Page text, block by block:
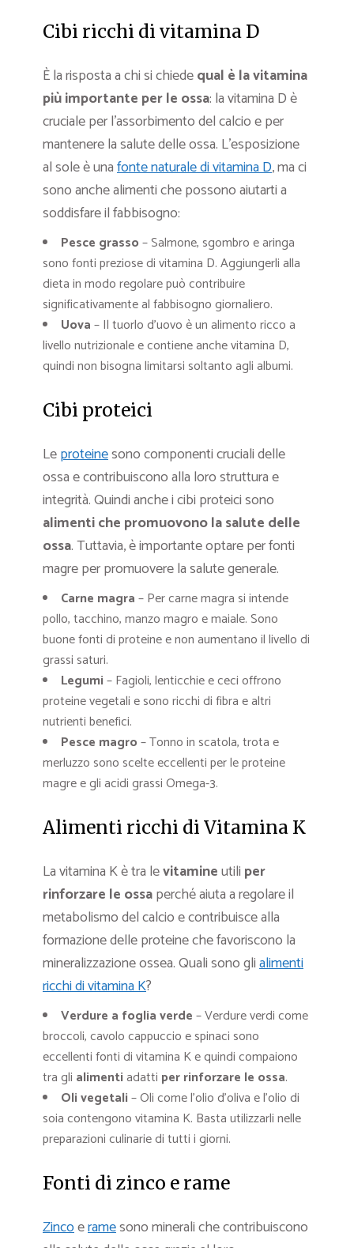
Cibi ricchi di vitamina D
È la risposta a chi si chiedequal è la vitamina
più importante per le ossa: la vitamina D è
cruciale per l’assorbimento del calcio e per
mantenere la salute delle ossa. L’esposizione
al sole è unafonte naturale di vitamina D, ma ci
sono anche alimenti che possono aiutarti a
soddisfare il fabbisogno:
Pesce grasso– Salmone, sgombro e aringa
sono fonti preziose di vitamina D. Aggiungerli alla
dieta in modo regolare può contribuire
significativamente al fabbisogno giornaliero.
Uova– Il tuorlo d’uovo è un alimento ricco a
livello nutrizionale e contiene anche vitamina D,
quindi non bisogna limitarsi soltanto agli albumi.
Cibi proteici
Leproteinesono componenti cruciali delle
ossa e contribuiscono alla loro struttura e
integrità. Quindi anche i cibi proteici sono
alimenti che promuovono la salute delle
ossa. Tuttavia, è importante optare per fonti
magre per promuovere la salute generale.
Carne magra– Per carne magra si intende
pollo, tacchino, manzo magro e maiale. Sono
buone fonti di proteine e non aumentano il livello di
grassi saturi.
Legumi– Fagioli, lenticchie e ceci offrono
proteine vegetali e sono ricchi di fibra e altri
nutrienti benefici.
Pesce magro– Tonno in scatola, trota e
merluzzo sono scelte eccellenti per le proteine
magre e gli acidi grassi Omega-3.
Alimenti ricchi di Vitamina K
La vitamina K è tra levitamineutili per
rinforzare le ossaperché aiuta a regolare il
metabolismo del calcio e contribuisce alla
formazione delle proteine che favoriscono la
mineralizzazione ossea. Quali sono glialimenti
ricchi di vitamina K?
Verdure a foglia verde– Verdure verdi come
broccoli, cavolo cappuccio e spinaci sono
eccellenti fonti di vitamina K e quindi compaiono
tra gli alimentiadatti per rinforzare le ossa.
Oli vegetali– Oli come l’olio d’oliva e l’olio di
soia contengono vitamina K. Basta utilizzarli nelle
preparazioni culinarie di tutti i giorni.
Fonti di zinco e rame
Zincoeramesono minerali che contribuiscono